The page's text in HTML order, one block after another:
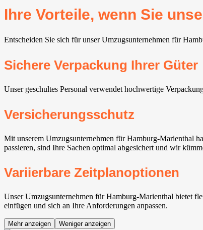
Ihre Vorteile, wenn Sie
Entscheiden Sie sich für unser Umzugsunternehmen für
Sichere Verpackung Ihrer Güter
Unser geschultes Personal verwendet hochwertige
Versicherungsschutz
Mit unserem Umzugsunternehmen für Hamburg-Marienthal
passieren, sind Ihre Sachen optimal abgesichert und wir
Variierbare Zeitplanoptionen
Unser Umzugsunternehmen für Hamburg-Marienthal bietet
einfügen und sich an Ihre Anforderungen anpassen.
Mehr anzeigen Weniger anzeigen